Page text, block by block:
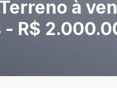
à
R$